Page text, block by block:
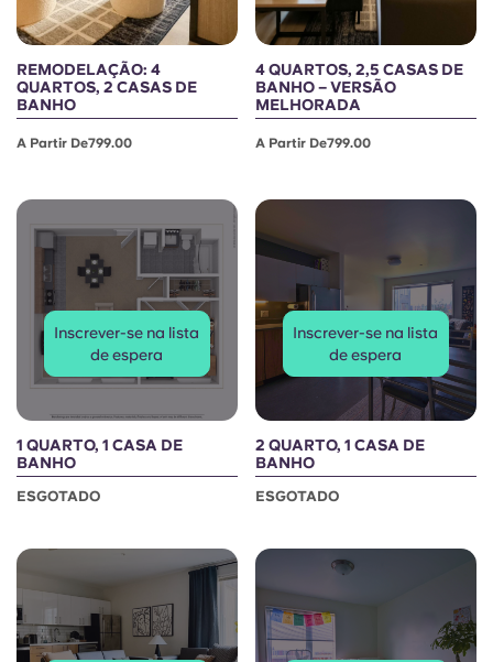
REMODELAÇÃO: 4
QUARTOS, 2 CASAS DE
BANHO
A Partir De799.00
4 QUARTOS, 2,5 CASAS DE
BANHO – VERSÃO
MELHORADA
A Partir De799.00
Inscrever-se na lista
de espera
1 QUARTO, 1 CASA DE
BANHO
ESGOTADO
Inscrever-se na lista
de espera
2 QUARTO, 1 CASA DE
BANHO
ESGOTADO